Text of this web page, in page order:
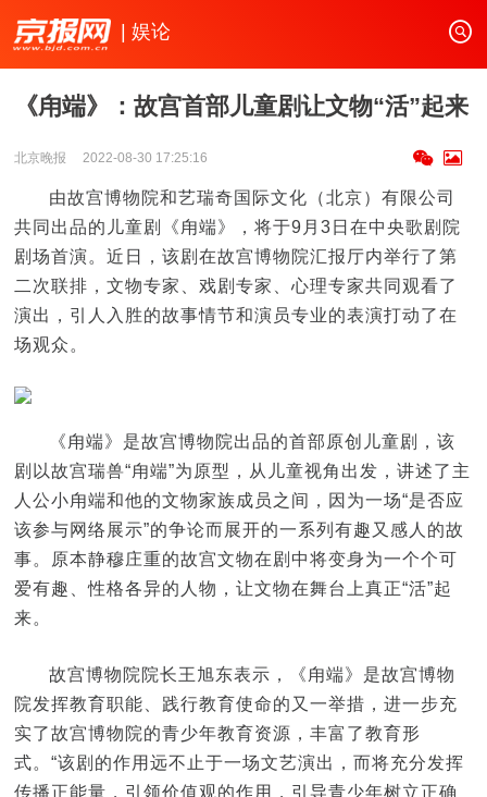
| 娱论
《甪端》：故宫首部儿童剧让文物“活”起来
北京晚报 2022-08-30 17:25:16
由故宫博物院和艺瑞奇国际文化（北京）有限公司
共同出品的儿童剧《甪端》，将于9月3日在中央歌剧院
剧场首演。近日，该剧在故宫博物院汇报厅内举行了第
二次联排，文物专家、戏剧专家、心理专家共同观看了
演出，引人入胜的故事情节和演员专业的表演打动了在
场观众。
《甪端》是故宫博物院出品的首部原创儿童剧，该
剧以故宫瑞兽“甪端”为原型，从儿童视角出发，讲述了主
人公小甪端和他的文物家族成员之间，因为一场“是否应
该参与网络展示”的争论而展开的一系列有趣又感人的故
事。原本静穆庄重的故宫文物在剧中将变身为一个个可
爱有趣、性格各异的人物，让文物在舞台上真正“活”起
来。
故宫博物院院长王旭东表示，《甪端》是故宫博物
院发挥教育职能、践行教育使命的又一举措，进一步充
实了故宫博物院的青少年教育资源，丰富了教育形
式。“该剧的作用远不止于一场文艺演出，而将充分发挥
传播正能量，引领价值观的作用，引导青少年树立正确